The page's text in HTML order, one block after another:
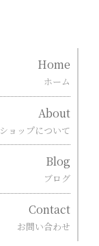
Home
ホーム
About
ショップについて
Blog
ブログ
Contact
お問い合わせ